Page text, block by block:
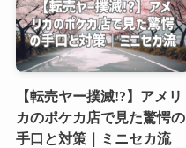
【転売ヤー撲滅!?】アメリ
カのポケカ店で見た驚愕の
手口と対策｜ミニセカ流